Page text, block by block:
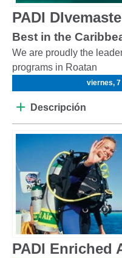
PADI
Best in the
We are proudly the
programs in Roatan
viernes, 7
Descripción
PADI Enriched